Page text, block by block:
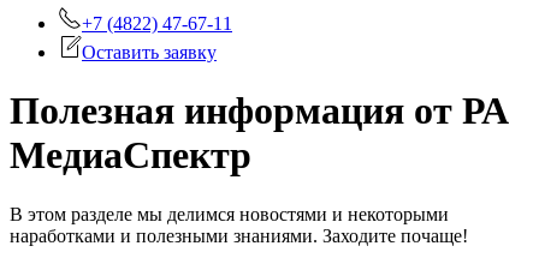
+7 (4822) 47-67-11
Оставить заявку
Полезная информация от РА
МедиаСпектр
В этом разделе мы делимся новостями и некоторыми
наработками и полезными знаниями. Заходите почаще!